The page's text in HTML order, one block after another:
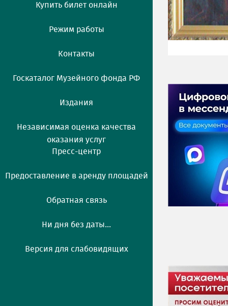
Купить билет онлайн
Режим работы
Контакты
Госкаталог Музейного фонда РФ
Издания
Независимая оценка качества
оказания услуг
Пресс-центр
Предоставление в аренду площадей
Обратная связь
Ни дня без даты...
Версия для слабовидящих